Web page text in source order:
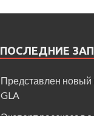
ПОСЛЕДНИЕ
Представлен новый
GLA